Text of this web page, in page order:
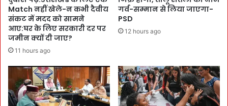
l
S
e
m
i
a
r
में
सु
ला
ख
5
1
ह
दी
प
:
Match नहीं खेले-न कभी दैवीय
संकट में मदद को सामने
आए:घर के लिए सरकारी दर पर
जमीन क्यों दी जाए?
11 hours ago
गर्व-सम्मान से लिया जाएगा-
PSD
12 hours ago